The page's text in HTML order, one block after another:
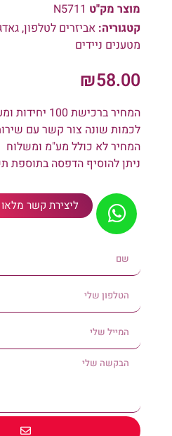
מוצר מק"ט N5711
קטגוריה: אביזרים לטלפון,
מטענים ניידים
₪58.00
המחיר ברכישת 100 יחידות ומעלה
לכמות שונה צור קשר עם
המחיר לא כולל מע"מ ומשלוח
ניתן להוסיף הדפסה בתוספת
ליצירת קשר